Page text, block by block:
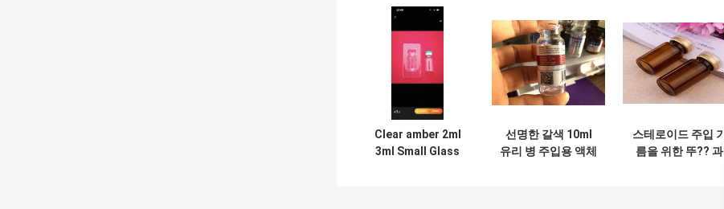
Clear amber 2ml
3ml Small Glass
선명한 갈색 10ml
유리 병 주입용 액체
스테로이드 주입 기
름을 위한 뚜?? 과